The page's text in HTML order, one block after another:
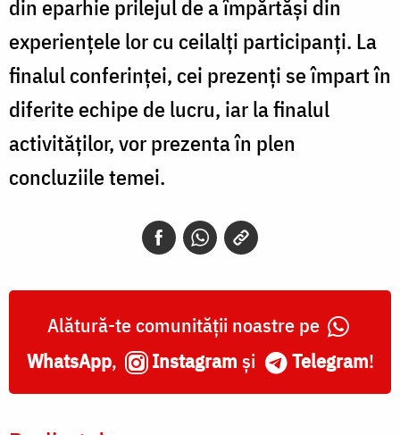
din eparhie prilejul de a împărtăși din
experiențele lor cu ceilalți participanți. La
finalul conferinței, cei prezenți se împart în
diferite echipe de lucru, iar la finalul
activităților, vor prezenta în plen
concluziile temei.
Alătură-te comunității noastre pe
WhatsApp, Instagram și Telegram!